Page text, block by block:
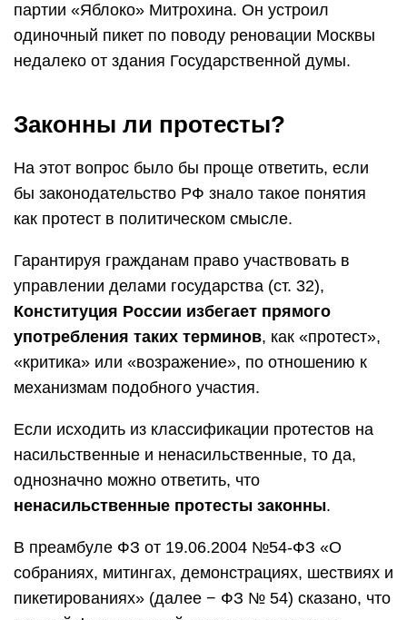
партии «Яблоко» Митрохина. Он устроил
одиночный пикет по поводу реновации Москвы
недалеко от здания Государственной думы.
Законны ли протесты?
На этот вопрос было бы проще ответить, если
бы законодательство РФ знало такое понятия
как протест в политическом смысле.
Гарантируя гражданам право участвовать в
управлении делами государства (ст. 32),
Конституция России избегает прямого
употребления таких терминов, как «протест»,
«критика» или «возражение», по отношению к
механизмам подобного участия.
Если исходить из классификации протестов на
насильственные и ненасильственные, то да,
однозначно можно ответить, что
ненасильственные протесты законны.
В преамбуле ФЗ от 19.06.2004 №54-ФЗ «О
собраниях, митингах, демонстрациях, шествиях и
пикетированиях» (далее − ФЗ № 54) сказано, что